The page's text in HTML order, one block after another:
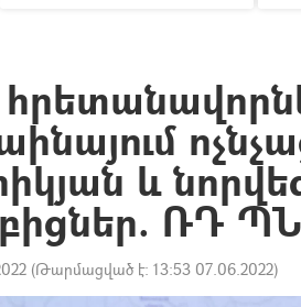
և
ՌԴ ՊՆ
(Թարմացված է: 13:53 07.06.2022)